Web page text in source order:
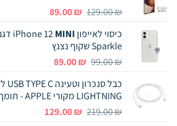
129.00₪
המחיר
היה:
129.00 ₪.
89.00₪
המחיר
הוא:
כיסוי לאייפון iPhone 12 MINI
Sparkle שקוף נצנץ
99.00₪
המחיר
היה:
99.00 ₪.
89.00₪
המחיר
הוא:
89.00 ₪.
LIGHTNING מקורי APPLE - תומך טעינה PD
219.00₪
המחיר
129.00₪
המחיר